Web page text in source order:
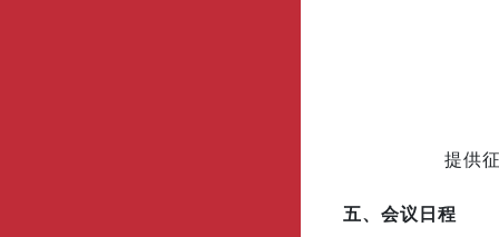
提供
五、会议日程